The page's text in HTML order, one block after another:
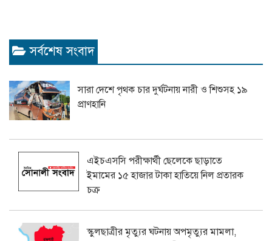
সর্বশেষ সংবাদ
সারা দেশে পৃথক চার দুর্ঘটনায় নারী ও শিশুসহ ১৯
প্রাণহানি
এইচএসসি পরীক্ষার্থী ছেলেকে ছাড়াতে
ইমামের ১৫ হাজার টাকা হাতিয়ে নিল প্রতারক
চক্র
স্কুলছাত্রীর মৃত্যুর ঘটনায় অপমৃত্যুর মামলা,